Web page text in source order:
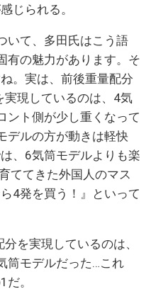
じられる。
いて、多田氏はこう語
有の魅力があります。そ
。実は、前後重量配分
現しているのは、4気
ント側が少し重くなって
デルの方が動きは軽快
、6気筒モデルよりも楽
ててきた外国人のマス
4発を買う！』といって
を実現しているのは、
筒モデルだった…これ
。